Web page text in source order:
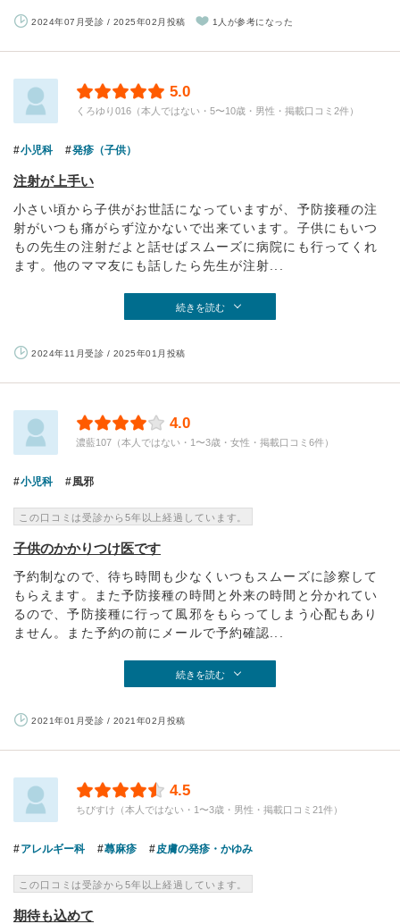
2024年07月受診 / 2025年02月投稿 1人が参考になった
5.0
くろゆり016（本人ではない・5〜10歳・男性・掲載口コミ2件）
小児科 発疹（子供）
注射が上手い
小さい頃から子供がお世話になっていますが、予防接種の注
射がいつも痛がらず泣かないで出来ています。子供にもいつ
もの先生の注射だよと話せばスムーズに病院にも行ってくれ
ます。他のママ友にも話したら先生が注射...
続きを読む
2024年11月受診 / 2025年01月投稿
4.0
濃藍107（本人ではない・1〜3歳・女性・掲載口コミ6件）
小児科 風邪
この口コミは受診から5年以上経過しています。
子供のかかりつけ医です
予約制なので、待ち時間も少なくいつもスムーズに診察して
もらえます。また予防接種の時間と外来の時間と分かれてい
るので、予防接種に行って風邪をもらってしまう心配もあり
ません。また予約の前にメールで予約確認...
続きを読む
2021年01月受診 / 2021年02月投稿
4.5
ちびすけ（本人ではない・1〜3歳・男性・掲載口コミ21件）
アレルギー科 蕁麻疹 皮膚の発疹・かゆみ
この口コミは受診から5年以上経過しています。
期待も込めて